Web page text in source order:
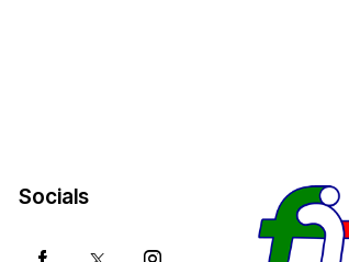
Socials